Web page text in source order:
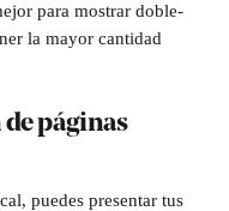
para mostrar doble-
la mayor cantidad
páginas
puedes presentar tus